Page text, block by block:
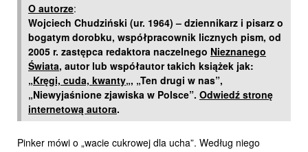
O autorze:
Wojciech Chudziński (ur. 1964) – dziennikarz i pisarz o
bogatym dorobku, współpracownik licznych pism, od
2005 r. zastępca redaktora naczelnego Nieznanego
Świata, autor lub współautor takich książek jak:
„Kręgi, cuda, kwanty„, „Ten drugi w nas”,
„Niewyjaśnione zjawiska w Polsce”. Odwiedź stronę
internetową autora.
Pinker mówi o „wacie cukrowej dla ucha”. Według niego